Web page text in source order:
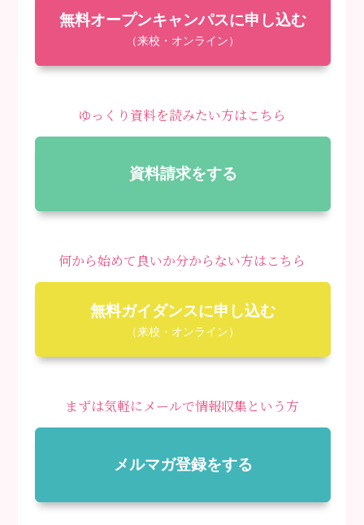
無料オープンキャンパスに申し込む
（来校・オンライン）
ゆっくり資料を読みたい方はこちら
資料請求をする
何から始めて良いか分からない方はこちら
無料ガイダンスに申し込む
（来校・オンライン）
まずは気軽にメールで情報収集という方
メルマガ登録をする